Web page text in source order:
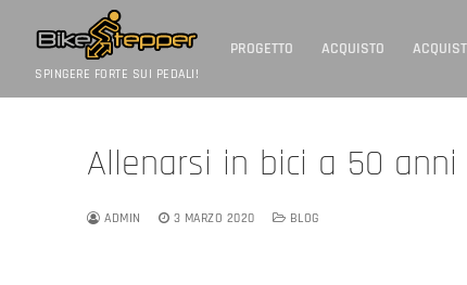
contenuto
SPINGERE FORTE SUI PEDALI!
PROGETTO ACQUISTO
Allenarsi in bici a 50 anni
ADMIN 3 MARZO 2020 BLOG